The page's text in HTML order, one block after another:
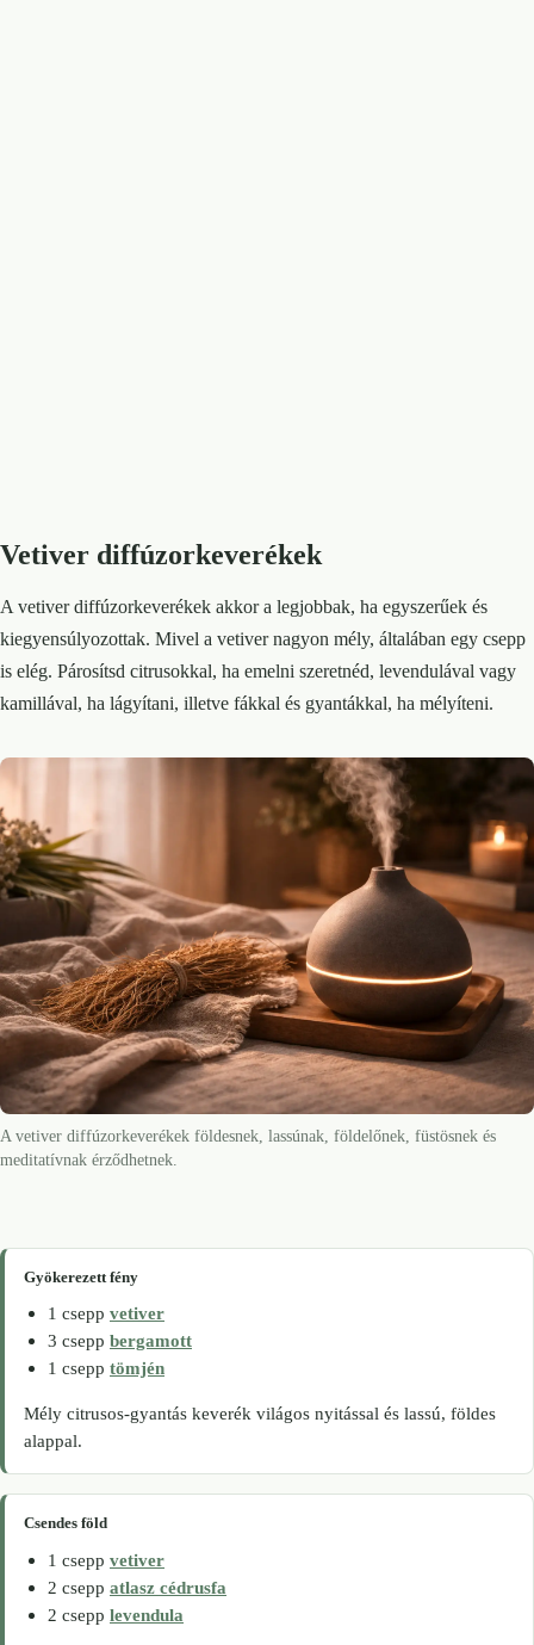
Vetiver diffúzorkeverékek
A vetiver diffúzorkeverékek akkor a legjobbak, ha egyszerűek és
kiegyensúlyozottak. Mivel a vetiver nagyon mély, általában egy csepp
is elég. Párosítsd citrusokkal, ha emelni szeretnéd, levendulával vagy
kamillával, ha lágyítani, illetve fákkal és gyantákkal, ha mélyíteni.
A vetiver diffúzorkeverékek földesnek, lassúnak, földelőnek, füstösnek és
meditatívnak érződhetnek.
Gyökerezett fény
1 csepp vetiver
3 csepp bergamott
1 csepp tömjén
Mély citrusos-gyantás keverék világos nyitással és lassú, földes
alappal.
Csendes föld
1 csepp vetiver
2 csepp atlasz cédrusfa
2 csepp levendula